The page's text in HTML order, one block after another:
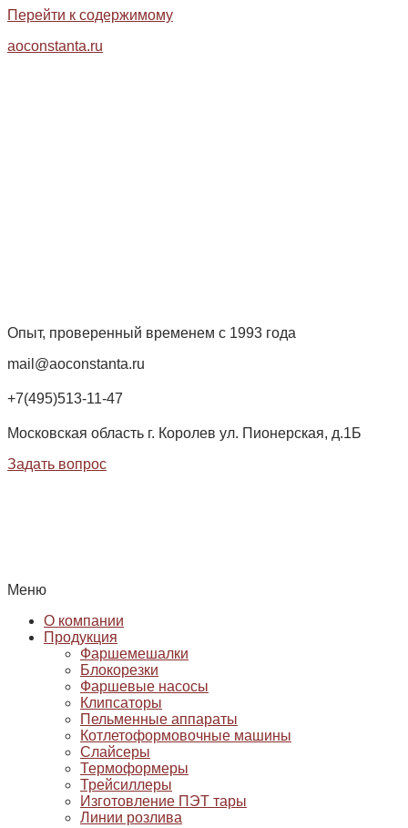
Перейти к содержимому
aoconstanta.ru
Опыт, проверенный временем с 1993 года
mail@aoconstanta.ru
+7(495)513-11-47
Московская область г. Королев ул. Пионерская, д.1Б
Задать вопрос
Меню
О компании
Продукция
Фаршемешалки
Блокорезки
Фаршевые насосы
Клипсаторы
Пельменные аппараты
Котлетоформовочные машины
Слайсеры
Термоформеры
Трейсиллеры
Изготовление ПЭТ тары
Линии розлива